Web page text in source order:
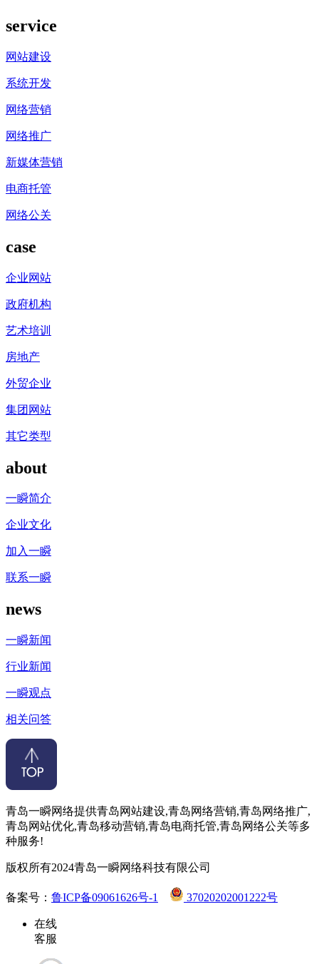
service
网站建设
系统开发
网络营销
网络推广
新媒体营销
电商托管
网络公关
case
企业网站
政府机构
艺术培训
房地产
外贸企业
集团网站
其它类型
about
一瞬简介
企业文化
加入一瞬
联系一瞬
news
一瞬新闻
行业新闻
一瞬观点
相关问答
青岛一瞬网络提供青岛网站建设,青岛网络营销,青岛网络推广,
青岛网站优化,青岛移动营销,青岛电商托管,青岛网络公关等多
种服务!
版权所有2024青岛一瞬网络科技有限公司
备案号： 鲁ICP备09061626号-1 37020202001222号
在线
客服